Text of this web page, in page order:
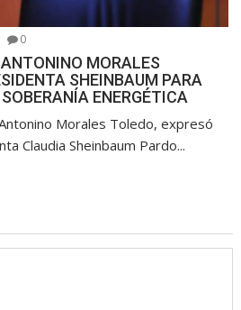
0
MORALES
SHEINBAUM PARA
ENERGÉTICA
Morales Toledo, expresó
Claudia Sheinbaum Pardo...